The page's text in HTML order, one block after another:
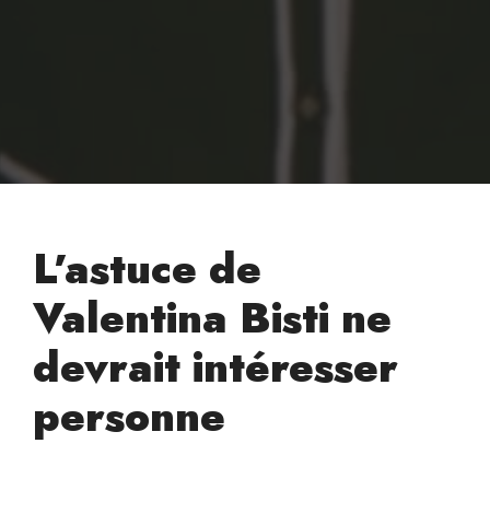
L’astuce de
Valentina Bisti ne
devrait intéresser
personne